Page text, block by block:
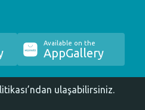
Available on the
AppGallery
ulaşabilirsiniz.